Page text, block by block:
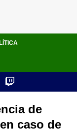
de
caso de